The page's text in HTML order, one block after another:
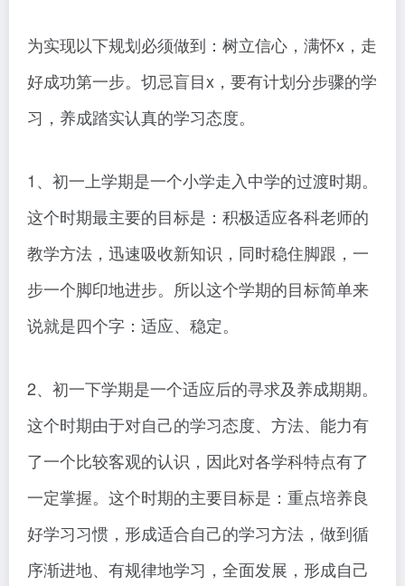
为实现以下规划必须做到：树立信心，满怀x，走
好成功第一步。切忌盲目x，要有计划分步骤的学
习，养成踏实认真的学习态度。
1、初一上学期是一个小学走入中学的过渡时期。
这个时期最主要的目标是：积极适应各科老师的
教学方法，迅速吸收新知识，同时稳住脚跟，一
步一个脚印地进步。所以这个学期的目标简单来
说就是四个字：适应、稳定。
2、初一下学期是一个适应后的寻求及养成期期。
这个时期由于对自己的学习态度、方法、能力有
了一个比较客观的认识，因此对各学科特点有了
一定掌握。这个时期的主要目标是：重点培养良
好学习习惯，形成适合自己的学习方法，做到循
序渐进地、有规律地学习，全面发展，形成自己